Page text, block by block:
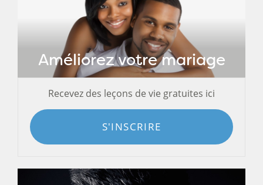
Améliorez votre mariage
Recevez des leçons de vie gratuites ici
S'INSCRIRE